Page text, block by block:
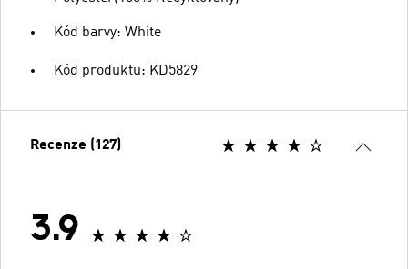
Kód barvy: White
Kód produktu: KD5829
Recenze (127)
3.9